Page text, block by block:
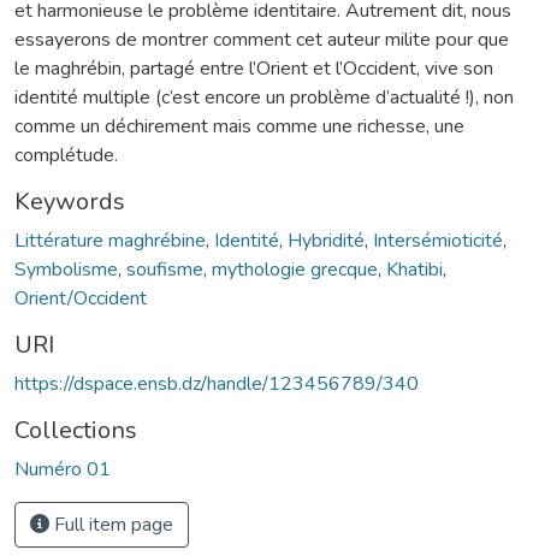
et harmonieuse le problème identitaire. Autrement dit, nous
essayerons de montrer comment cet auteur milite pour que
le maghrébin, partagé entre l’Orient et l’Occident, vive son
identité multiple (c’est encore un problème d’actualité !), non
comme un déchirement mais comme une richesse, une
complétude.
Keywords
Littérature maghrébine, Identité, Hybridité, Intersémioticité,
Symbolisme, soufisme, mythologie grecque, Khatibi,
Orient/Occident
URI
https://dspace.ensb.dz/handle/123456789/340
Collections
Numéro 01
Full item page